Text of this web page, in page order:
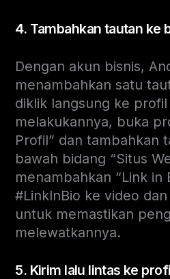
4. Tambahkan tautan ke
Dengan akun bisnis,
menambahkan satu
diklik langsung ke
melakukannya, buka
Profil” dan tambahkan
bawah bidang “Situs
menambahkan “Link in
#LinkInBio ke video
untuk memastikan
melewatkannya.
5. Kirim lalu lintas ke